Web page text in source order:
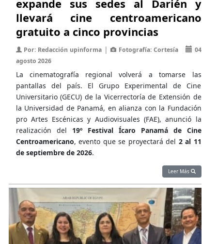
expande sus sedes al Darién y
llevará cine centroamericano
gratuito a cinco provincias
Por: Redacción upinforma | Fotografía: Cortesía
04
agosto 2026
La cinematografía regional volverá a tomarse las
pantallas del país. El Grupo Experimental de Cine
Universitario (GECU) de la Vicerrectoría de Extensión de
la Universidad de Panamá, en alianza con la Fundación
pro Artes Escénicas y Audiovisuales (FAE), anunció la
realización del 19º Festival Ícaro Panamá de Cine
Centroamericano, evento que se proyectará del 2 al 11
de septiembre de 2026.
Leer Más